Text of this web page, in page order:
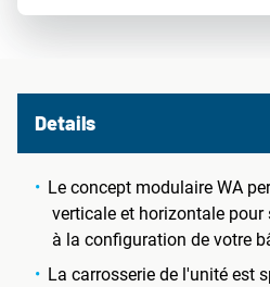
Details
Le concept modulaire WA
verticale et horizontale
à la configuration de votre
La carrosserie de l'unité est